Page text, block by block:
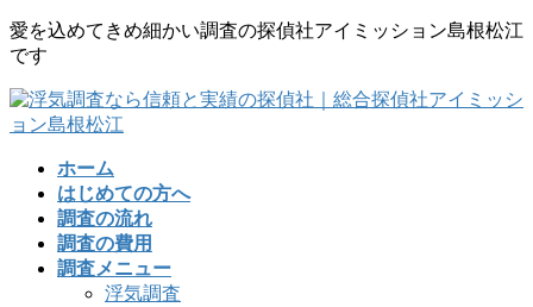
コ
ン
ン
ツ
ナ
ビ
ー
シ
愛を込めてきめ細かい調査の探偵社アイミッション島根松江
です
ホーム
はじめての方へ
調査の流れ
調査の費用
調査メニュー
浮気調査